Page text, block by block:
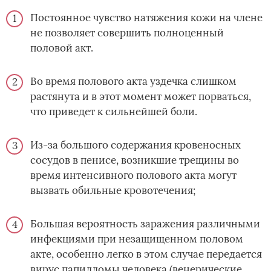
Постоянное чувство натяжения кожи на члене
не позволяет совершить полноценный
половой акт.
Во время полового акта уздечка слишком
растянута и в этот момент может порваться,
что приведет к сильнейшей боли.
Из-за большого содержания кровеносных
сосудов в пенисе, возникшие трещины во
время интенсивного полового акта могут
вызвать обильные кровотечения;
Большая вероятность заражения различными
инфекциями при незащищенном половом
акте, особенно легко в этом случае передается